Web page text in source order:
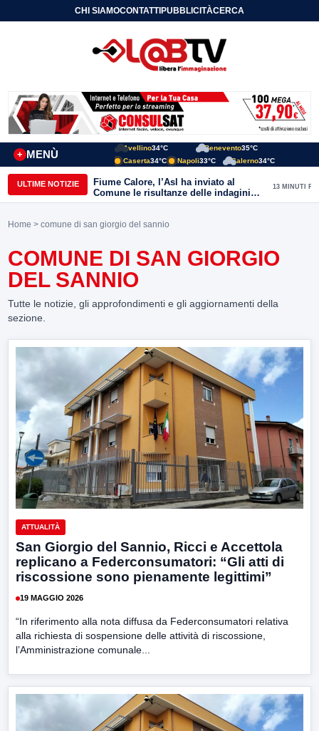
CHI SIAMOCONTATTIPUBBLICITÀCERCA
MENÙ
+
Avellino34°C Benevento35°C
Caserta34°C Napoli33°C Salerno34°C
ULTIME NOTIZIE
Fiume Calore, l’Asl ha inviato al
Comune le risultanze delle indagini
effettuate
13 MINUTI FA
Home > comune di san giorgio del sannio
COMUNE DI SAN GIORGIO
DEL SANNIO
Tutte le notizie, gli approfondimenti e gli aggiornamenti della
sezione.
ATTUALITÀ
San Giorgio del Sannio, Ricci e Accettola
replicano a Federconsumatori: “Gli atti di
riscossione sono pienamente legittimi”
19 MAGGIO 2026
“In riferimento alla nota diffusa da Federconsumatori relativa
alla richiesta di sospensione delle attività di riscossione,
l’Amministrazione comunale...